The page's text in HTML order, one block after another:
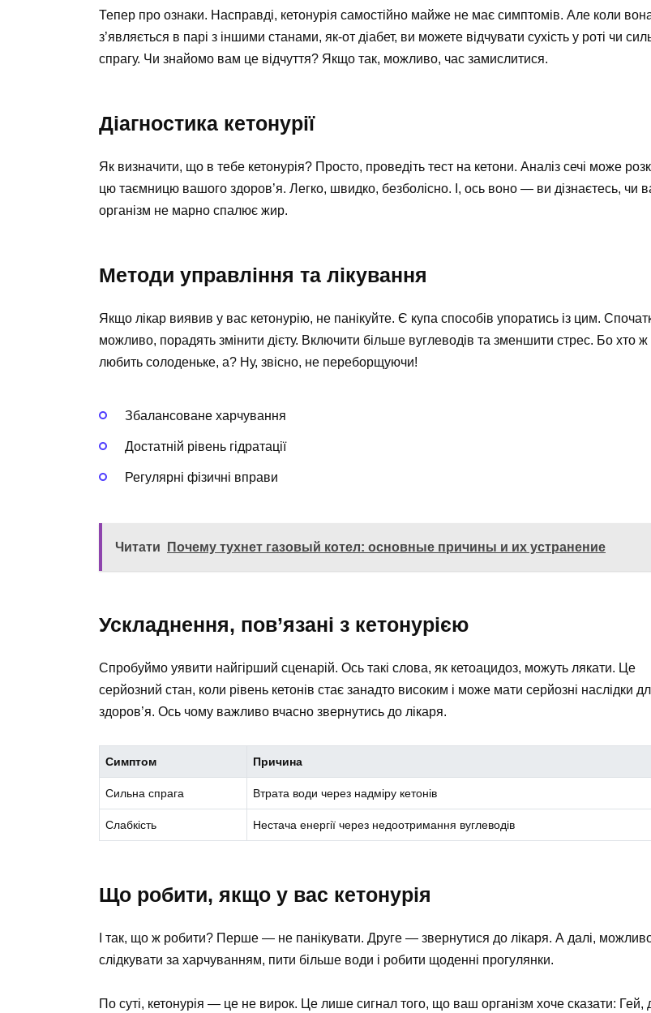
Тепер про ознаки. Насправді, кетонурія самостійно майже не має симптомів. Але коли
з’являється в парі з іншими станами, як-от діабет, ви можете відчувати сухість у роті чи
спрагу. Чи знайомо вам це відчуття? Якщо так, можливо, час замислитися.
Діагностика кетонурії
Як визначити, що в тебе кетонурія? Просто, проведіть тест на кетони. Аналіз сечі може
цю таємницю вашого здоров’я. Легко, швидко, безболісно. І, ось воно — ви дізнаєтесь, чи
організм не марно спалює жир.
Методи управління та лікування
Якщо лікар виявив у вас кетонурію, не панікуйте. Є купа способів упоратись із цим.
можливо, порадять змінити дієту. Включити більше вуглеводів та зменшити стрес. Бо хто ж
любить солоденьке, а? Ну, звісно, не переборщуючи!
Збалансоване харчування
Достатній рівень гідратації
Регулярні фізичні вправи
Читати Почему тухнет газовый котел: основные причины и их устранение
Ускладнення, пов’язані з кетонурією
Спробуймо уявити найгірший сценарій. Ось такі слова, як кетоацидоз, можуть лякати. Це
серйозний стан, коли рівень кетонів стає занадто високим і може мати серйозні наслідки
здоров’я. Ось чому важливо вчасно звернутись до лікаря.
Симптом Причина
Сильна спрага Втрата води через надміру кетонів
Слабкість Нестача енергії через недоотримання вуглеводів
Що робити, якщо у вас кетонурія
І так, що ж робити? Перше — не панікувати. Друге — звернутися до лікаря. А далі,
слідкувати за харчуванням, пити більше води і робити щоденні прогулянки.
По суті, кетонурія — це не вирок. Це лише сигнал того, що ваш організм хоче сказати: Гей,